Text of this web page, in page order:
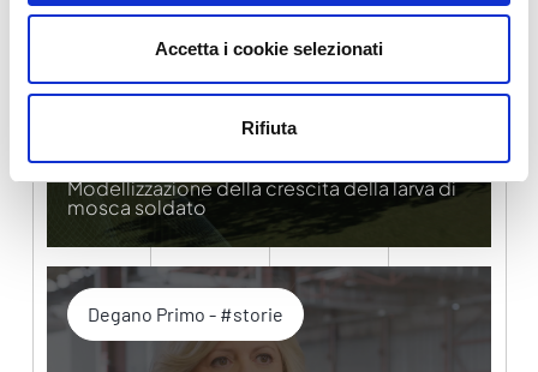
Accetta i cookie selezionati
Rifiuta
Modellizzazione della crescita della larva di
mosca soldato
Degano Primo - #storie